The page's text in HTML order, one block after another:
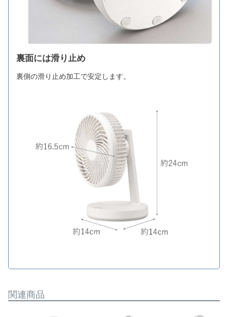
裏面には滑り止め
裏側の滑り止め加工で安定します。
関連商品